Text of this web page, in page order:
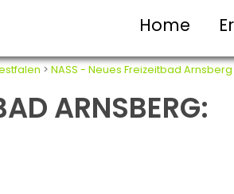
Home
> NASS - Neues Freizeitbad Arnsberg
ARNSBERG: